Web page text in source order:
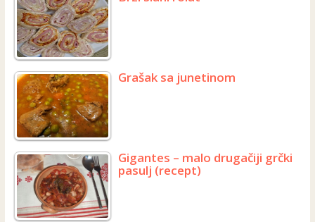
Grašak sa junetinom
Gigantes – malo drugačiji grčki
pasulj (recept)